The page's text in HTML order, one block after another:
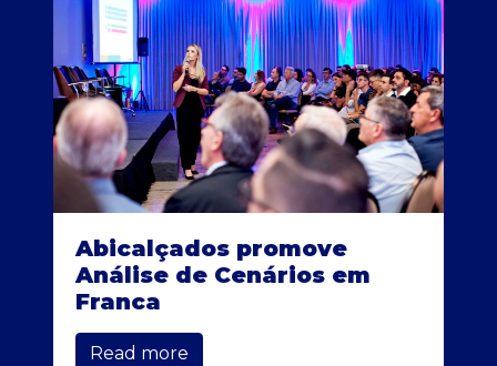
Abicalçados promove
Análise de Cenários em
Franca
Read more